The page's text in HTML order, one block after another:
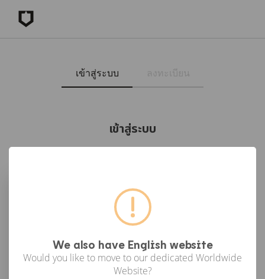
We also have English website
Would you like to move to our dedicated Worldwide
Website?
เข้าสู่ระบบ
เข้าสู่ระบบ
เข้าสู่ระบบด้วย Google
or